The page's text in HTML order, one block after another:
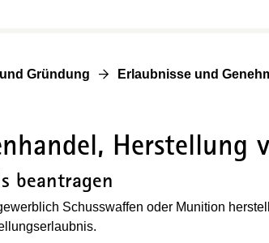
Gründung
Erlaubnisse und
Herstellung
beantragen
Schusswaffen oder Munition